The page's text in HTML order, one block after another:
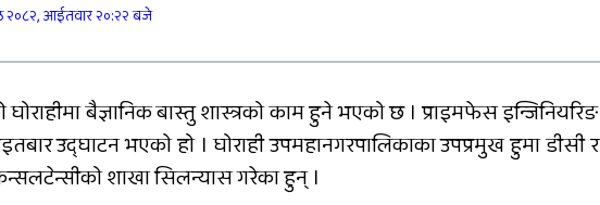
श्रीमान्
कुमारी
१० लाख रुपैयाँ
राति भएको मोटरसाइकल
दुर्घटनाबारे कसैले थाहा
२०८२, आईतवार २०:२२ बजे
बैज्ञानिक बास्तु शास्त्रको काम हुने भएको छ । प्राइमफेस इन्जिनियरिङ
उद्घाटन भएको हो । घोराही उपमहानगरपालिकाका उपप्रमुख हुमा डीसी र
शाखा सिलन्यास गरेका हुन् ।